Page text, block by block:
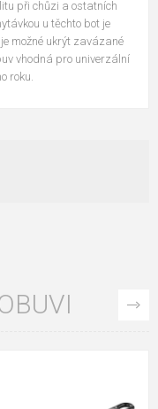
při chůzi a ostatních
u těchto bot je
možné ukrýt zavázané
vhodná pro univerzální
roku.